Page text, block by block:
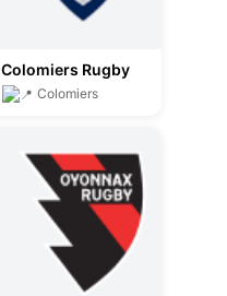
Colomiers Rugby
Colomiers